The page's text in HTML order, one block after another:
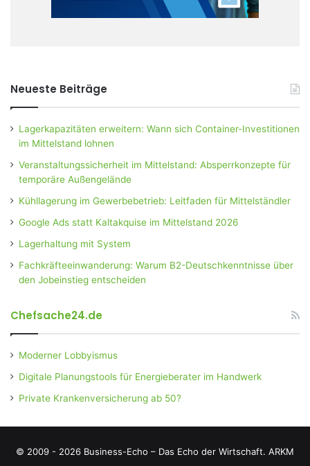
Neueste Beiträge
Lagerkapazitäten erweitern: Wann sich Container-Investitionen
im Mittelstand lohnen
Veranstaltungssicherheit im Mittelstand: Absperrkonzepte für
temporäre Außengelände
Kühllagerung im Gewerbebetrieb: Leitfaden für Mittelständler
Google Ads statt Kaltakquise im Mittelstand 2026
Lagerhaltung mit System
Fachkräfteeinwanderung: Warum B2-Deutschkenntnisse über
den Jobeinstieg entscheiden
Chefsache24.de
Moderner Lobbyismus
Digitale Planungstools für Energieberater im Handwerk
Private Krankenversicherung ab 50?
© 2009 - 2026 Business-Echo – Das Echo der Wirtschaft. ARKM